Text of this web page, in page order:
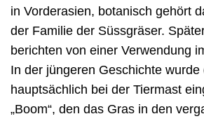
in Vorderasien, botanisch gehört
der Familie der Süssgräser.
berichten von einer Verwendung
In der jüngeren Geschichte wurde
hauptsächlich bei der Tiermast
„Boom“, den das Gras in den